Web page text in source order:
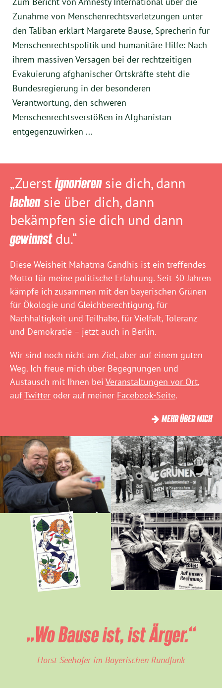
Zunahme von Menschenrechtsverletzungen unter
den Taliban erklärt Margarete Bause, Sprecherin für
Menschenrechtspolitik und humanitäre Hilfe: Nach
ihrem massiven Versagen bei der rechtzeitigen
Evakuierung afghanischer Ortskräfte steht die
Bundesregierung in der besonderen
Verantwortung, den schweren
Menschenrechtsverstößen in Afghanistan
entgegenzuwirken ...
„Zuerstignorierensie dich, dann
lachensie über dich, dann
bekämpfen sie dich und dann
gewinnstdu.“
Diese Weisheit Mahatma Gandhis ist ein treffendes
Motto für meine politische Erfahrung. Seit 30 Jahren
kämpfe ich zusammen mit den bayerischen Grünen
für Ökologie und Gleichberechtigung, für
Nachhaltigkeit und Teilhabe, für Vielfalt, Toleranz
und Demokratie – jetzt auch in Berlin.
Wir sind noch nicht am Ziel, aber auf einem guten
Weg. Ich freue mich über Begegnungen und
Austausch mit Ihnen bei Veranstaltungen vor Ort,
aufTwitter oder auf meiner Facebook-Seite.
MEHR ÜBER MICH
„Wo Bause ist, ist Ärger.“
Horst Seehofer im Bayerischen Rundfunk